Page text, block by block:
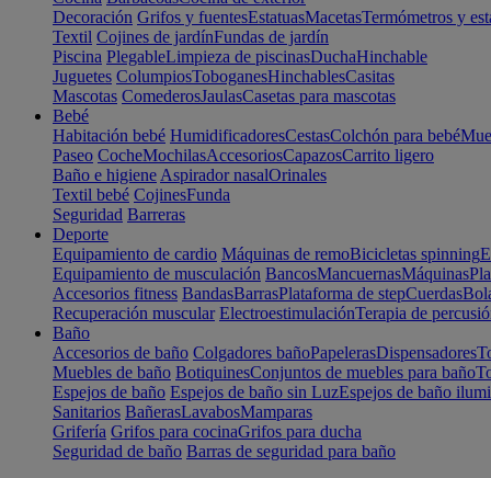
Decoración Grifos y fuentesEstatuasMacetasTermómetros y
Textil Cojines de jardínFundas de jardín
Piscina PlegableLimpieza de piscinasDuchaHinchable
Juguetes ColumpiosToboganesHinchablesCasitas
Mascotas ComederosJaulasCasetas para mascotas
Bebé
Habitación bebé HumidificadoresCestasColchón para bebé
Paseo CocheMochilasAccesoriosCapazosCarrito ligero
Baño e higiene Aspirador nasalOrinales
Textil bebé CojinesFunda
Seguridad Barreras
Deporte
Equipamiento de cardio Máquinas de remoBicicletas spinning
Equipamiento de musculación BancosMancuernasMáquinas
Accesorios fitness BandasBarrasPlataforma de stepCuerdas
Recuperación muscular ElectroestimulaciónTerapia de
Baño
Accesorios de baño Colgadores bañoPapelerasDispensadores
Muebles de baño BotiquinesConjuntos de muebles para baño
Espejos de baño Espejos de baño sin LuzEspejos de baño
Sanitarios BañerasLavabosMamparas
Grifería Grifos para cocinaGrifos para ducha
Seguridad de baño Barras de seguridad para baño